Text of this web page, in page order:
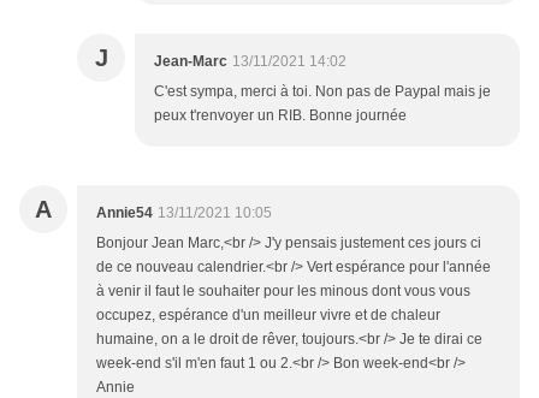
J Jean-Marc 13/11/2021 14:02
C'est sympa, merci à toi. Non pas de Paypal mais je
peux t'renvoyer un RIB. Bonne journée
A Annie54 13/11/2021 10:05
Bonjour Jean Marc,<br /> J'y pensais justement ces jours ci
de ce nouveau calendrier.<br /> Vert espérance pour l'année
à venir il faut le souhaiter pour les minous dont vous vous
occupez, espérance d'un meilleur vivre et de chaleur
humaine, on a le droit de rêver, toujours.<br /> Je te dirai ce
week-end s'il m'en faut 1 ou 2.<br /> Bon week-end<br />
Annie